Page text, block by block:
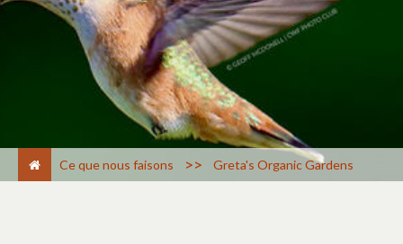
Ce que nous faisons > Greta's Organic Gardens